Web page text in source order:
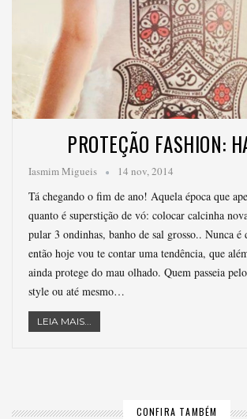
PROTEÇÃO FASHION:
Iasmim Migueis 14 nov, 2014
Tá chegando o fim de ano! Aquela época que
quanto é superstição de vó: colocar calcinha
pular 3 ondinhas, banho de sal grosso.. Nunca é
então hoje vou te contar uma tendência, que
ainda protege do mau olhado. Quem passeia
style ou até mesmo…
LEIA MAIS...
CONFIRA TAMBÉM